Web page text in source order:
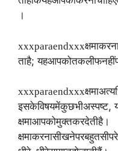
।
xxxparaendxxxक्षमा
ताहै;यहआपकोतकलीफनहीं
xxxparaendxxxक्षमा
इसकेविषयमेंकुछभीअस्पष्ट,
क्षमाआपकोमुक्तकरदेतीहै।
क्षमाकरनासीखनेपरबहुतसी